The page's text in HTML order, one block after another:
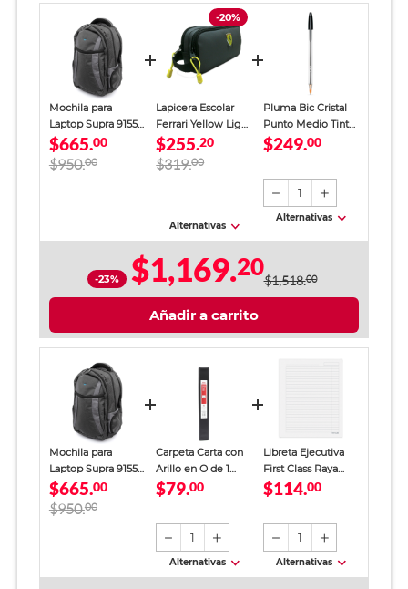
Mochila para
Laptop Supra 9155 /
Gris con negro / 16
Pulg.
$665.00
$950.00
-20%
Lapicera Escolar
Ferrari Yellow Light
Gris Niño
$255.20
$319.00
Alternativas
Pluma Bic Cristal
Punto Medio Tinta
Negra 50 piezas
$249.00
1
Alternativas
-23% $1,169.20$1,518.00
Añadir a carrito
Mochila para
Laptop Supra 9155 /
Gris con negro / 16
Pulg.
$665.00
$950.00
Carpeta Carta con
Arillo en O de 1
pulgada Office
$79.00
1
Alternativas
Libreta Ejecutiva
First Class Raya
Nutria 100 Hojas
$114.00
1
Alternativas